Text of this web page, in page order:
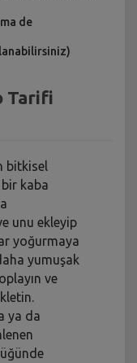
de
Tarifi
bitkisel
kaba
unu ekleyip
yoğurmaya
yumuşak
ve
ya da